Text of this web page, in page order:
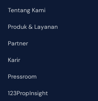
Tentang Kami
Produk & Layanan
Partner
Karir
Pressroom
123PropInsight